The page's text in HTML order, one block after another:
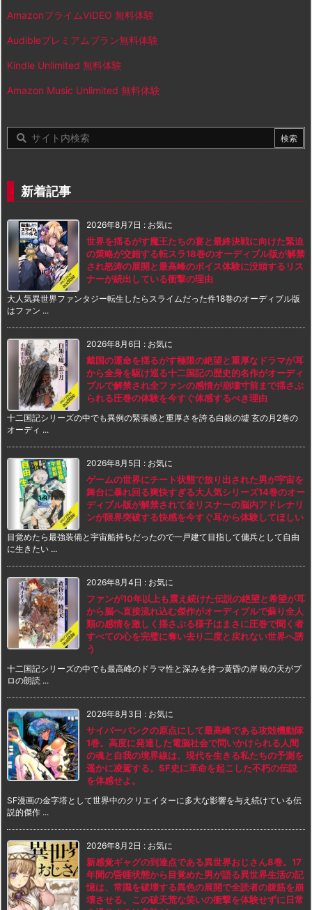
AmazonプライムVIDEO 無料体験
Audibleプレミアムプラン無料体験
Kindle Unlimited 無料体験
Amazon Music Unlimited 無料体験
新着記事
2026年8月7日 : お気に
世界を揺るがす魔王たちの宴と最終決戦に向けた緊迫
の策略が交錯する転スラ18巻のオーディブル版が解禁
され怒涛の展開と最高峰のボイス体験に没頭するリス
ナーが続出している衝撃の理由
大人気異世界ファンタジー転生したらスライムだった件18巻のオーディブル版
はファン ...
2026年8月6日 : お気に
戴国の運命を揺るがす極限の絶望と重厚なドラマが耳
から全身を駆け巡る十二国記の歴史的名作がオーディ
ブルで解禁され全ファンの感情が崩壊寸前まで揺さぶ
られる圧巻の体験を今すぐ体感するべき理由
十二国記シリーズの中でも異例の緊張感と重厚さを誇る白銀の墟 玄の月2巻の
オーディ ...
2026年8月5日 : お気に
ゲームの世界にチート状態で放り出された男が宇宙を
舞台に暴れ回る爽快すぎる大人気シリーズ14巻のオー
ディブル版が解禁されて全リスナーの脳内アドレナリ
ンが限界突破する快感を今すぐ耳から体験してほしい
目覚めたら最強装備と宇宙船持ちだったので一戸建て目指して傭兵として自由
に生きたい ...
2026年8月4日 : お気に
ファンが10年以上も震え続けた伝説の絶望と希望が耳
から脳へ直接流れ込む傑作がオーディブルで蘇り全人
類の感情を激しく揺さぶる様子はまさに圧巻で聞く者
すべての心を完璧に奪い去り二度と戻れない世界へ誘
う
十二国記シリーズの中でも最高峰のドラマ性と深みを持つ黄昏の岸 暁の天がプ
ロの朗読 ...
2026年8月3日 : お気に
サイバーパンクの原点にして最高峰である攻殻機動隊
1巻。高度に発達した電脳社会で問いかけられる人間
の魂と自我の境界線は、現代を生きる私たちの予測を
遥かに凌駕する。SF史に革命を起こした不朽の伝説
を体感せよ。
SF漫画の金字塔として世界中のクリエイターに多大な影響を与え続けている伝
説的傑作 ...
2026年8月2日 : お気に
新感覚ギャグの到達点である異世界おじさん8巻。17
年間の昏睡状態から目覚めた男が語る異世界生活の記
憶は、常識を破壊する異色の展開で全読者の腹筋を崩
壊させる。この破天荒な笑いの衝撃を体験せずに日常